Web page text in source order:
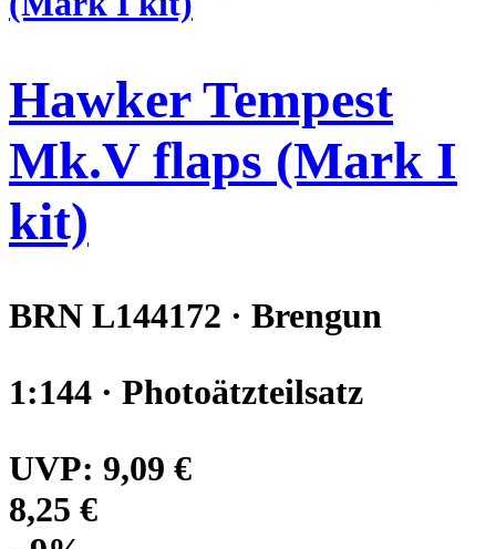
Hawker Tempest
Mk.V flaps (Mark I
kit)
BRN L144172 · Brengun
1:144 · Photoätzteilsatz
UVP: 9,09 €
8,25 €